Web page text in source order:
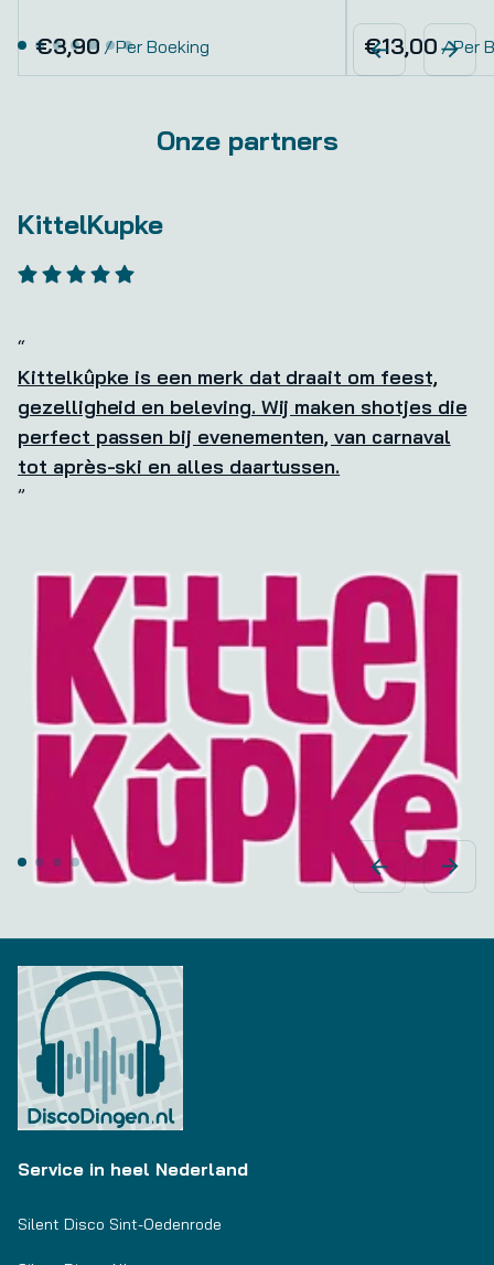
/ /
Onze partners
KittelKupke
Kittelkûpke is een merk dat draait om feest,
gezelligheid en beleving. Wij maken shotjes die
perfect passen bij evenementen, van carnaval
tot après-ski en alles daartussen.
Service in heel Nederland
Silent Disco Sint-Oedenrode